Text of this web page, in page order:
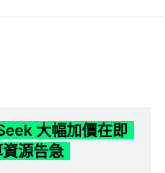
大幅加價在即
源告急